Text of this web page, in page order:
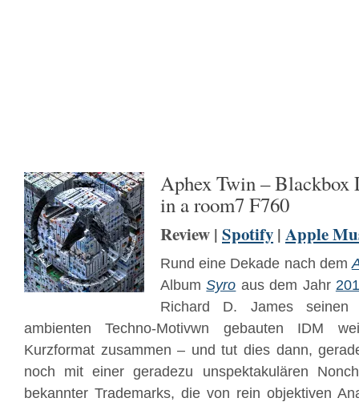
Aphex Twin – Blackbox
in a room7 F760
Review | Spotify | Apple
Rund eine Dekade nach dem
AlbumSyro aus dem Jahr
Richard D. James seinen
ambienten Techno-Motivwn gebauten IDM
Kurzformat zusammen – und tut dies dann,
noch mit einer geradezu unspektakulären
bekannter Trademarks, die von rein objektiven